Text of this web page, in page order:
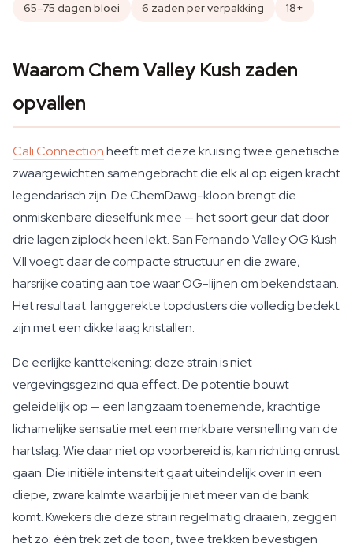
65–75 dagen bloei
6 zaden per verpakking 18+
Waarom Chem Valley Kush zaden
opvallen
Cali Connectionheeft met deze kruising twee genetische
zwaargewichten samengebracht die elk al op eigen kracht
legendarisch zijn. De ChemDawg-kloon brengt die
onmiskenbare dieselfunk mee — het soort geur dat door
drie lagen ziplock heen lekt. San Fernando Valley OG Kush
V.II voegt daar de compacte structuur en die zware,
harsrijke coating aan toe waar OG-lijnen om bekendstaan.
Het resultaat: langgerekte topclusters die volledig bedekt
zijn met een dikke laag kristallen.
De eerlijke kanttekening: deze strain is niet
vergevingsgezind qua effect. De potentie bouwt
geleidelijk op — een langzaam toenemende, krachtige
lichamelijke sensatie met een merkbare versnelling van de
hartslag. Wie daar niet op voorbereid is, kan richting onrust
gaan. Die initiële intensiteit gaat uiteindelijk over in een
diepe, zware kalmte waarbij je niet meer van de bank
komt. Kwekers die deze strain regelmatig draaien, zeggen
het zo: één trek zet de toon, twee trekken bevestigen